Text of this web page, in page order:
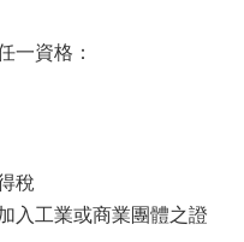
一資格：
稅
入工業或商業團體之證